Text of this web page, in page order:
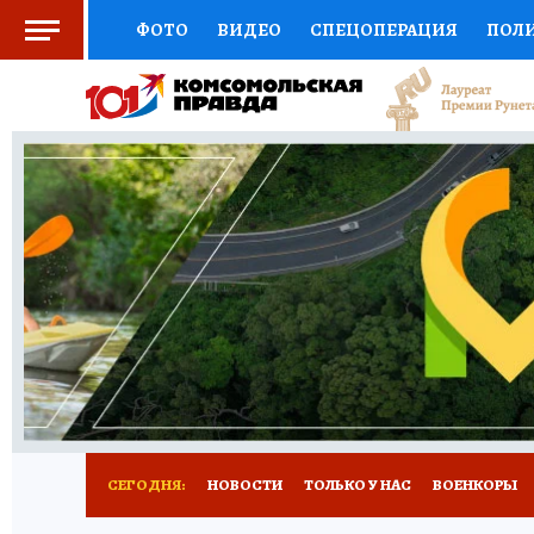
ФОТО ВИДЕО СПЕЦОПЕРАЦИЯ
СОЦПОДДЕРЖКА НАУКА СПЕЦПРОЕКТЫ
НАЦИОНАЛЬНЫЕ ПРОЕКТЫ РОССИИ
ЖЕНСКИЕ СЕКРЕТЫ ПУТЕВОДИТЕЛЬ
ДЕФИЦИТ ЖЕЛЕЗА ПРЕСС-ЦЕНТР
РЕКЛАМА ТЕСТЫ НОВОЕ НА САЙТЕ
СЕГОДНЯ: НОВОСТИ ТОЛЬКО У НАС ВОЕНКОРЫ